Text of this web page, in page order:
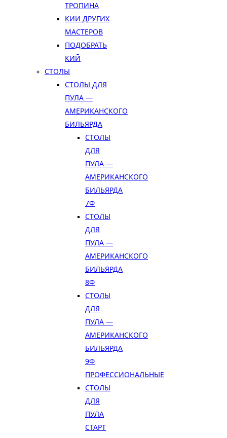
ТРОПИНА
КИИ ДРУГИХ
МАСТЕРОВ
ПОДОБРАТЬ
КИЙ
СТОЛЫ
СТОЛЫ ДЛЯ
ПУЛА —
АМЕРИКАНСКОГО
БИЛЬЯРДА
СТОЛЫ
ДЛЯ
ПУЛА —
АМЕРИКАНСКОГО
БИЛЬЯРДА
7Ф
СТОЛЫ
ДЛЯ
ПУЛА —
АМЕРИКАНСКОГО
БИЛЬЯРДА
8Ф
СТОЛЫ
ДЛЯ
ПУЛА —
АМЕРИКАНСКОГО
БИЛЬЯРДА
9Ф
ПРОФЕССИОНАЛЬНЫЕ
СТОЛЫ
ДЛЯ
ПУЛА
СТАРТ